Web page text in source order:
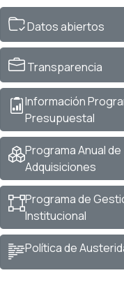
Datos abiertos
Transparencia
Información
Presupuestal
Programa Anual de
Adquisiciones
Programa de
Institucional
Política de